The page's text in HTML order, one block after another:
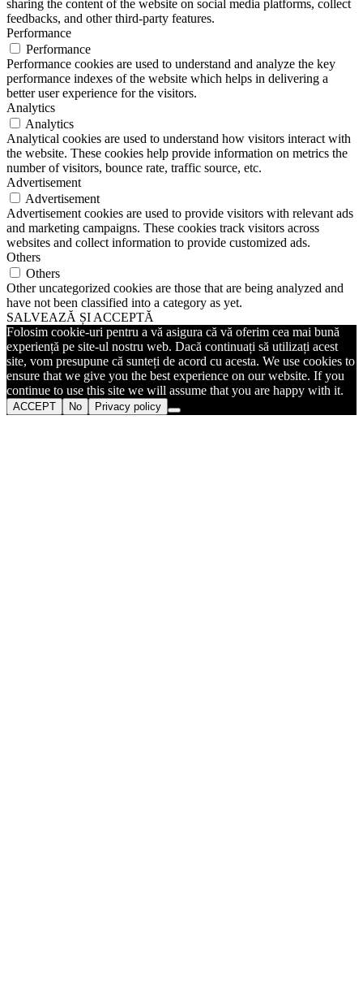
sharing the content of the website on social media platforms, collect
feedbacks, and other third-party features.
Performance
Performance
Performance cookies are used to understand and analyze the key
performance indexes of the website which helps in delivering a
better user experience for the visitors.
Analytics
Analytics
Analytical cookies are used to understand how visitors interact with
the website. These cookies help provide information on metrics the
number of visitors, bounce rate, traffic source, etc.
Advertisement
Advertisement
Advertisement cookies are used to provide visitors with relevant ads
and marketing campaigns. These cookies track visitors across
websites and collect information to provide customized ads.
Others
Others
Other uncategorized cookies are those that are being analyzed and
have not been classified into a category as yet.
SALVEAZĂ ȘI ACCEPTĂ
Folosim cookie-uri pentru a vă asigura că vă oferim cea mai bună
experiență pe site-ul nostru web. Dacă continuați să utilizați acest
site, vom presupune că sunteți de acord cu acesta. We use cookies to
ensure that we give you the best experience on our website. If you
continue to use this site we will assume that you are happy with it.
ACCEPT No Privacy policy